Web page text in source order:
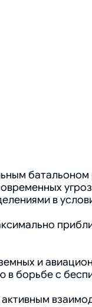
в
и
в борьбе с